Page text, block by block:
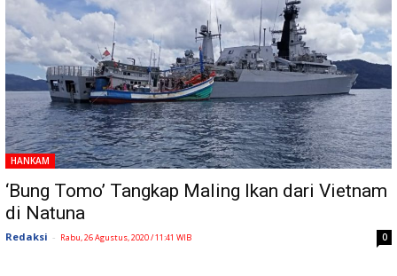
HANKAM
‘Bung Tomo’ Tangkap Maling Ikan dari Vietnam
di Natuna
Redaksi - Rabu, 26 Agustus, 2020 / 11:41 WIB 0